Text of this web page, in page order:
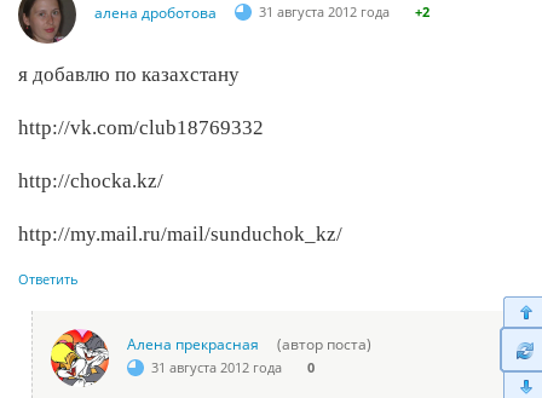
алена дроботова 31 августа 2012 года +2
я добавлю по казахстану
http://vk.com/club18769332
http://chocka.kz/
http://my.mail.ru/mail/sunduchok_kz/
Ответить
Алена прекрасная (автор поста)
31 августа 2012 года 0